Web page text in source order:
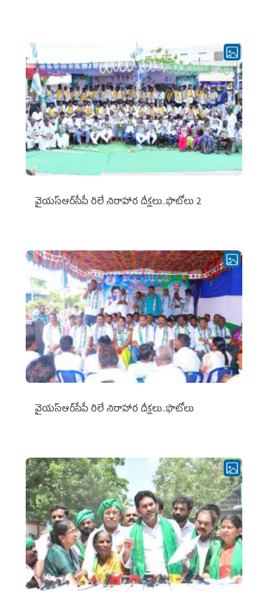
వైయ‌స్ఆర్‌సీపీ రిలే నిరాహార దీక్షలు..ఫొటోలు 2
వైయ‌స్ఆర్‌సీపీ రిలే నిరాహార దీక్షలు..ఫొటోలు